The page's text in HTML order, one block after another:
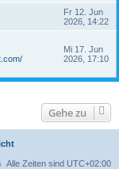
Fr 12. Jun
2026, 14:22
Mi 17. Jun
2026, 17:10
Gehe zu
Alle Zeiten sind UTC+02:00